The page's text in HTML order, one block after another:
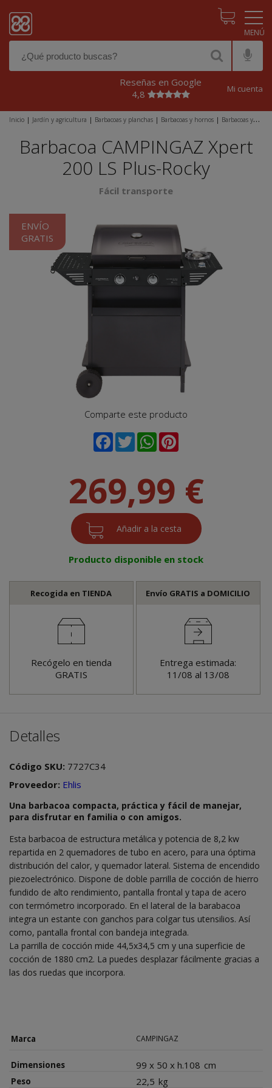
Reseñas en Google
4,8
Mi cuenta
Inicio | Jardín y agricultura | Barbacoas y planchas | Barbacoas y hornos | Barbacoas y
ENVÍO
GRATIS
Comparte este producto
Barbacoa CAMPINGAZ Xpert
200 LS Plus-Rocky
Fácil transporte
269,99 €
Producto disponible en stock
Recogida en TIENDA
Recógelo en tienda
GRATIS
Envío GRATIS a DOMICILIO
Entrega estimada:
11/08 al 13/08
Detalles
Código SKU: 7727C34
Proveedor: Ehlis
Una barbacoa compacta, práctica y fácil de manejar,
para disfrutar en familia o con amigos.
Esta barbacoa de estructura metálica y potencia de 8,2 kw
repartida en 2 quemadores de tubo en acero, para una óptima
distribución del calor, y quemador lateral. Sistema de encendido
piezoelectrónico. Dispone de doble parrilla de cocción de hierro
fundido de alto rendimiento, pantalla frontal y tapa de acero
con termómetro incorporado. En el lateral de la barabacoa
integra un estante con ganchos para colgar tus utensilios. Así
como, pantalla frontal con bandeja integrada.
La parrilla de cocción mide 44,5x34,5 cm y una superficie de
cocción de 1880 cm2. La puedes desplazar fácilmente gracias a
las dos ruedas que incorpora.
Marca CAMPINGAZ
Dimensiones 99 x 50 x h.108 cm
Peso 22,5 kg